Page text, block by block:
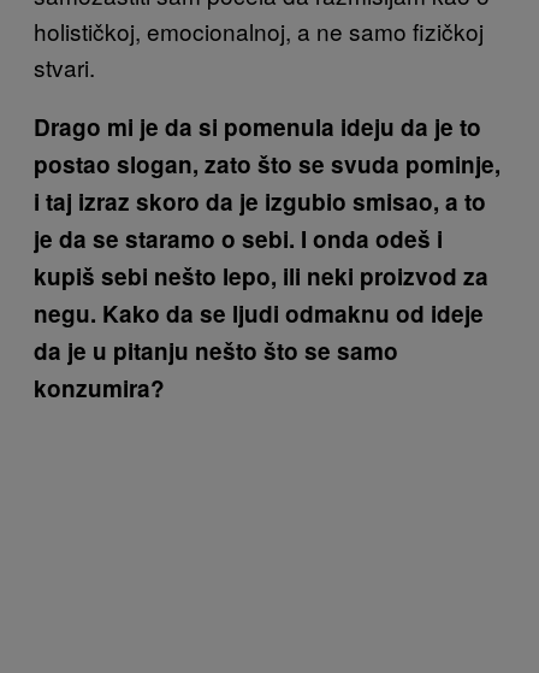
holističkoj, emocionalnoj, a ne samo fizičkoj
stvari.
Drago mi je da si pomenula ideju da je to
postao slogan, zato što se svuda pominje,
i taj izraz skoro da je izgubio smisao, a to
je da se staramo o sebi. I onda odeš i
kupiš sebi nešto lepo, ili neki proizvod za
negu. Kako da se ljudi odmaknu od ideje
da je u pitanju nešto što se samo
konzumira?